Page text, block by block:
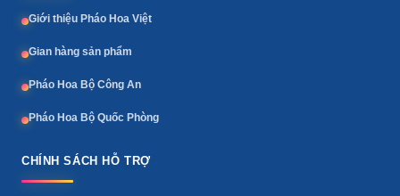
Giới thiệu Pháo Hoa Việt
Gian hàng sản phẩm
Pháo Hoa Bộ Công An
Pháo Hoa Bộ Quốc Phòng
CHÍNH SÁCH HỖ TRỢ